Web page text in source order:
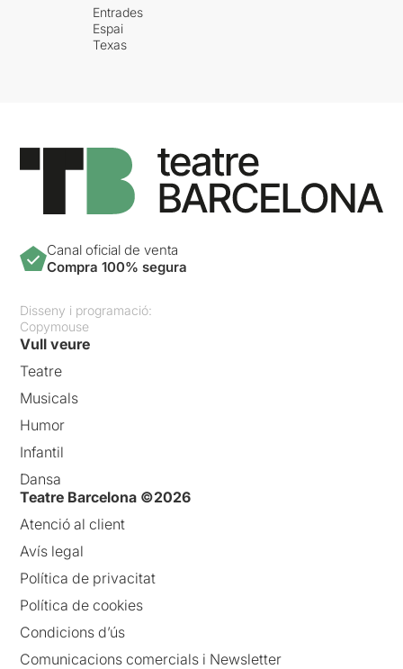
Entrades
Espai
Texas
Canal oficial de venta
Compra 100% segura
Disseny i programació:
Copymouse
Vull veure
Teatre
Musicals
Humor
Infantil
Dansa
Teatre Barcelona ©2026
Atenció al client
Avís legal
Política de privacitat
Política de cookies
Condicions d’ús
Comunicacions comercials i Newsletter